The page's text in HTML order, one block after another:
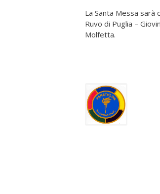
La Santa Messa sarà
Ruvo di Puglia –